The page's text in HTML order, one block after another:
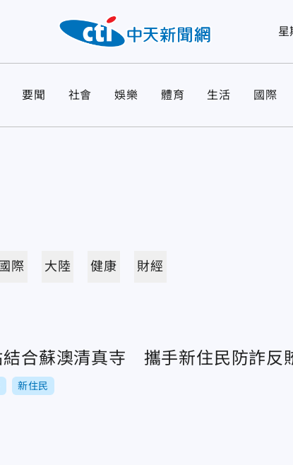
星
要聞 社會 娛樂 體育 生活 國際
國際 大陸 健康 財經
結合蘇澳清真寺 攜手新住民防詐反
新住民